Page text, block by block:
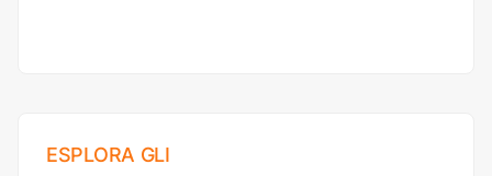
ESPLORA GLI